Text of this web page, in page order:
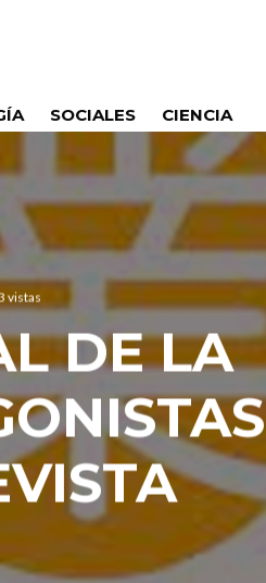
SOCIALES CIENCIA
vistas
DE LA